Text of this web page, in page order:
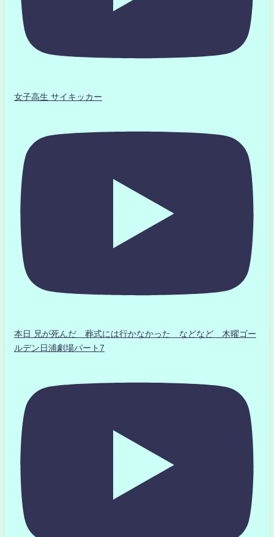
女子高生 サイキッカー
本日 兄が死んだ 葬式には行かなかった などなど 木曜ゴー
ルデン日浦劇場パート7